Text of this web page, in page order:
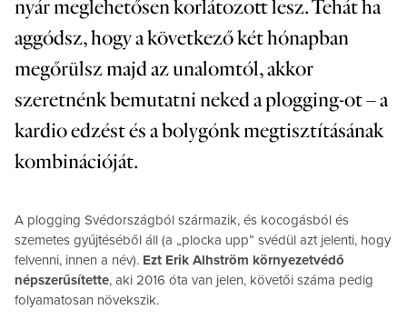
nyár meglehetősen korlátozott lesz. Tehát ha
aggódsz, hogy a következő két hónapban
megőrülsz majd az unalomtól, akkor
szeretnénk bemutatni neked a plogging-ot – a
kardio edzést és a bolygónk megtisztításának
kombinációját.
A plogging Svédországból származik, és kocogásból és
szemetes gyűjtéséből áll (a „plocka upp” svédül azt jelenti, hogy
felvenni, innen a név). Ezt Erik Alhström környezetvédő
népszerűsítette, aki 2016 óta van jelen, követői száma pedig
folyamatosan növekszik.